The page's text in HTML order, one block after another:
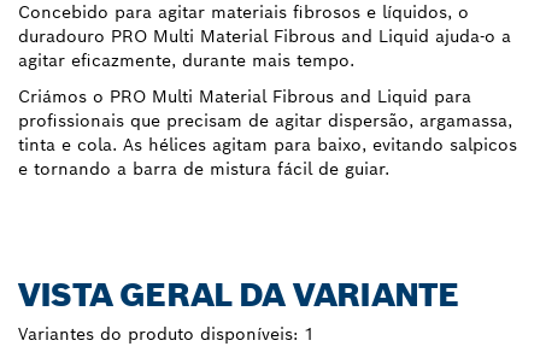
Concebido para agitar materiais fibrosos e líquidos, o
duradouro PRO Multi Material Fibrous and Liquid ajuda-o a
agitar eficazmente, durante mais tempo.
Criámos o PRO Multi Material Fibrous and Liquid para
profissionais que precisam de agitar dispersão, argamassa,
tinta e cola. As hélices agitam para baixo, evitando salpicos
e tornando a barra de mistura fácil de guiar.
VISTA GERAL DA VARIANTE
Variantes do produto disponíveis: 1